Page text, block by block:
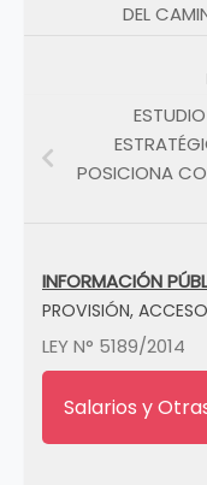
DEL
POSICIONA
INFORMACIÓN
PROVISIÓN,
LEY N° 5189/2014
Salarios y